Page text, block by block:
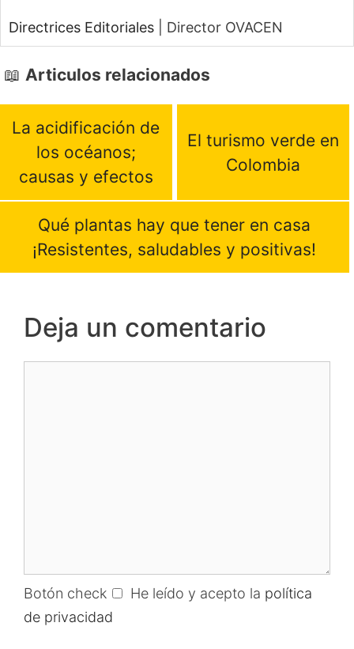
Directrices Editoriales Director OVACEN
Articulos relacionados
La acidificación de
los océanos;
causas y efectos
El turismo verde en
Colombia
Qué plantas hay que tener en casa
¡Resistentes, saludables y positivas!
Deja un comentario
Botón check He leído y acepto la política
de privacidad